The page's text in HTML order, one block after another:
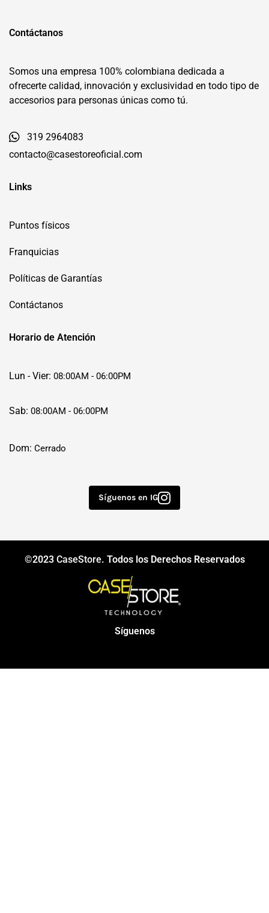
Contáctanos
Somos una empresa 100% colombiana dedicada a
ofrecerte calidad, innovación y exclusividad en todo tipo de
accesorios para personas únicas como tú.
319 2964083
contacto@casestoreoficial.com
Links
Puntos físicos
Franquicias
Políticas de Garantías
Contáctanos
Horario de Atención
Lun - Vier: 08:00AM - 06:00PM
Sab: 08:00AM - 06:00PM
Dom: Cerrado
Síguenos en IG
©2023 CaseStore. Todos los Derechos Reservados
Síguenos